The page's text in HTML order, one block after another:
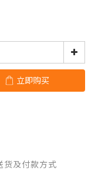
立即购买
货及付款方式